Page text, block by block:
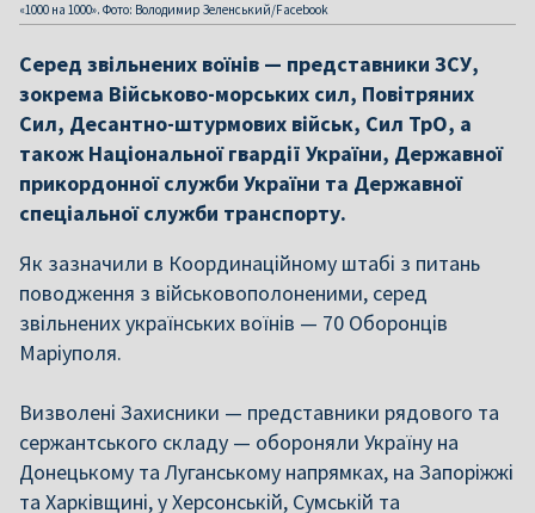
«1000 на 1000». Фото: Володимир Зеленський/Facebook
Cеред звільнених воїнів — представники ЗCУ,
зокрема Військово-морських сил, Повітряних
Сил, Десантно-штурмових військ, Сил ТрО, а
також Національної гвардії України, Державної
прикордонної служби України та Державної
спеціальної служби транспорту.
Як зазначили в Координаційному штабі з питань
поводження з військовополоненими, серед
звільнених українських воїнів — 70 Оборонців
Маріуполя.
Визволені Захисники — представники рядового та
сержантського складу — обороняли Україну на
Донецькому та Луганському напрямках, на Запоріжжі
та Харківщині, у Херсонській, Сумській та